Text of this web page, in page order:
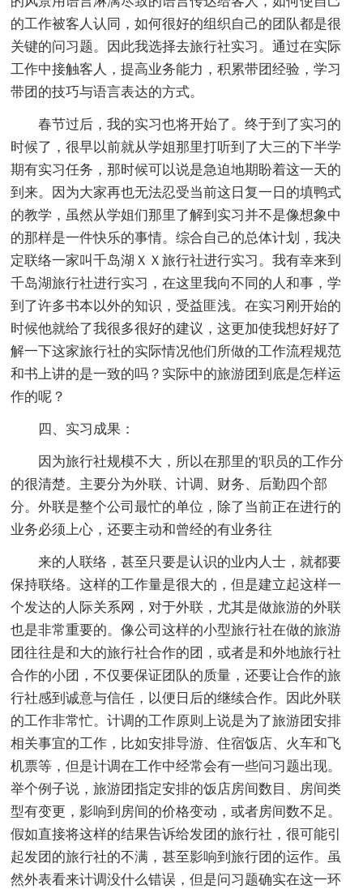
的工作被客人认同，如何很好的组织自己的团队都是很
关键的问习题。因此我选择去旅行社实习。通过在实际
工作中接触客人，提高业务能力，积累带团经验，学习
带团的技巧与语言表达的方式。
春节过后，我的实习也将开始了。终于到了实习的
时候了，很早以前就从学姐那里打听到了大三的下半学
期有实习任务，那时候可以说是急迫地期盼着这一天的
到来。因为大家再也无法忍受当前这日复一日的填鸭式
的教学，虽然从学姐们那里了解到实习并不是像想象中
的那样是一件快乐的事情。综合自己的总体计划，我决
定联络一家叫千岛湖ＸＸ旅行社进行实习。我有幸来到
千岛湖旅行社进行实习，在这里我向不同的人和事，学
到了许多书本以外的知识，受益匪浅。在实习刚开始的
时候他就给了我很多很好的建议，这更加使我想好好了
解一下这家旅行社的实际情况他们所做的工作流程规范
和书上讲的是一致的吗？实际中的旅游团到底是怎样运
作的呢？
四、实习成果：
因为旅行社规模不大，所以在那里的'职员的工作分
的很清楚。主要分为外联、计调、财务、后勤四个部
分。外联是整个公司最忙的单位，除了当前正在进行的
业务必须上心，还要主动和曾经的有业务往
来的人联络，甚至只要是认识的业内人士，就都要
保持联络。这样的工作量是很大的，但是建立起这样一
个发达的人际关系网，对于外联，尤其是做旅游的外联
也是非常重要的。像公司这样的小型旅行社在做的旅游
团往往是和大的旅行社合作的团，或者是和外地旅行社
合作的小团，不仅要保证团队的质量，还要让合作的旅
行社感到诚意与信任，以便日后的继续合作。因此外联
的工作非常忙。计调的工作原则上说是为了旅游团安排
相关事宜的工作，比如安排导游、住宿饭店、火车和飞
机票等，但是计调在工作中经常会有一些问习题出现。
举个例子说，旅游团指定安排的饭店房间数目、房间类
型有变更，影响到房间的价格变动，或者房间数不足。
假如直接将这样的结果告诉给发团的旅行社，很可能引
起发团的旅行社的不满，甚至影响到旅行团的运作。虽
然外表看来计调没什么错误，但是问习题确实在这一环